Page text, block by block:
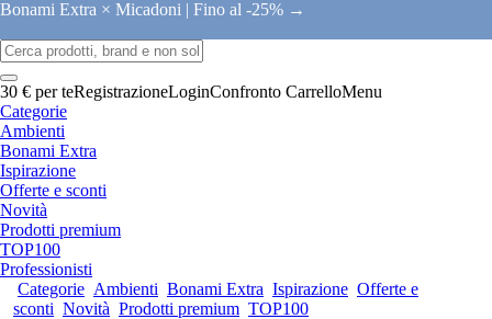
Bonami Extra × Micadoni | Fino al -25% →
30 € per teRegistrazioneLoginConfronto CarrelloMenu
Categorie
Ambienti
Bonami Extra
Ispirazione
Offerte e sconti
Novità
Prodotti premium
TOP100
Professionisti
Categorie Ambienti Bonami Extra Ispirazione Offerte e
sconti Novità Prodotti premium TOP100